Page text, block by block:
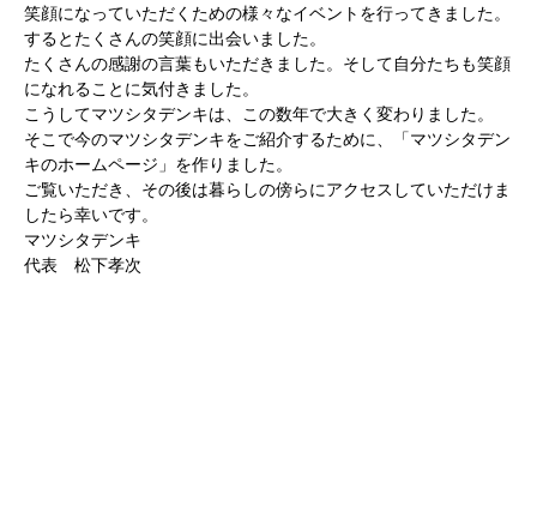
笑顔になっていただくための様々なイベントを行ってきました。
するとたくさんの笑顔に出会いました。
たくさんの感謝の言葉もいただきました。そして自分たちも笑顔
になれることに気付きました。
こうしてマツシタデンキは、この数年で大きく変わりました。
そこで今のマツシタデンキをご紹介するために、「マツシタデン
キのホームページ」を作りました。
ご覧いただき、その後は暮らしの傍らにアクセスしていただけま
したら幸いです。
マツシタデンキ
代表 松下孝次